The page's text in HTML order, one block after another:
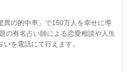
異の的中率」で150万人を幸せに導
の有名占い師による恋愛相談や人生
を電話にて行えます。